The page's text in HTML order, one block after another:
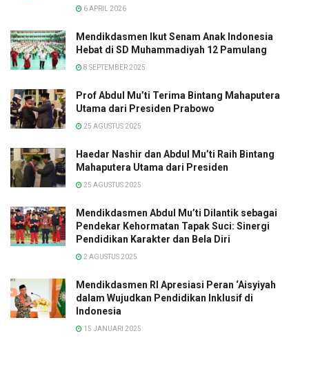
6 APRIL 2026
Mendikdasmen Ikut Senam Anak Indonesia
Hebat di SD Muhammadiyah 12 Pamulang
8 SEPTEMBER 2025
Prof Abdul Mu’ti Terima Bintang Mahaputera
Utama dari Presiden Prabowo
25 AGUSTUS 2025
Haedar Nashir dan Abdul Mu’ti Raih Bintang
Mahaputera Utama dari Presiden
25 AGUSTUS 2025
Mendikdasmen Abdul Mu’ti Dilantik sebagai
Pendekar Kehormatan Tapak Suci: Sinergi
Pendidikan Karakter dan Bela Diri
2 AGUSTUS 2025
Mendikdasmen RI Apresiasi Peran ‘Aisyiyah
dalam Wujudkan Pendidikan Inklusif di
Indonesia
15 JANUARI 2025